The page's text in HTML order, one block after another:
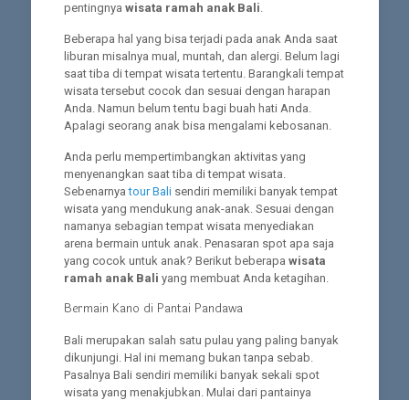
pentingnya wisata ramah anak Bali.
Beberapa hal yang bisa terjadi pada anak Anda saat
liburan misalnya mual, muntah, dan alergi. Belum lagi
saat tiba di tempat wisata tertentu. Barangkali tempat
wisata tersebut cocok dan sesuai dengan harapan
Anda. Namun belum tentu bagi buah hati Anda.
Apalagi seorang anak bisa mengalami kebosanan.
Anda perlu mempertimbangkan aktivitas yang
menyenangkan saat tiba di tempat wisata.
Sebenarnyatour Balisendiri memiliki banyak tempat
wisata yang mendukung anak-anak. Sesuai dengan
namanya sebagian tempat wisata menyediakan
arena bermain untuk anak. Penasaran spot apa saja
yang cocok untuk anak? Berikut beberapa wisata
ramah anak Bali yang membuat Anda ketagihan.
Bermain Kano di Pantai Pandawa
Bali merupakan salah satu pulau yang paling banyak
dikunjungi. Hal ini memang bukan tanpa sebab.
Pasalnya Bali sendiri memiliki banyak sekali spot
wisata yang menakjubkan. Mulai dari pantainya